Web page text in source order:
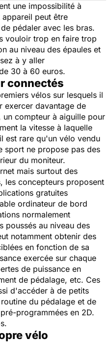
une impossibilité à
peut être
pédaler avec les bras.
vouloir trop en faire trop
au niveau des épaules et
à y aller
30 à 60 euros.
connectés
vélos sur lesquels il
exercer davantage de
un compteur à aiguille pour
la vitesse à laquelle
est rare qu'un vélo vendu
sport ne propose pas des
du moniteur.
mais surtout des
les concepteurs proposent
gratuites
ordinateur de bord
normalement
poussés au niveau des
notamment obtenir des
en fonction de sa
exercée sur chaque
de puissance en
de pédalage, etc. Ces
d'accéder à de petits
du pédalage et de
programmées en 2D.
vélo